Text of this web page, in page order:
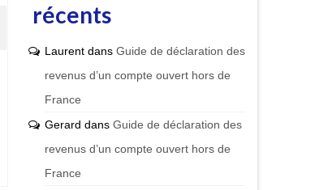
récents
Laurentdans Guide de déclaration des
revenus d’un compte ouvert hors de
France
Gerard dans Guide de déclaration des
revenus d’un compte ouvert hors de
France